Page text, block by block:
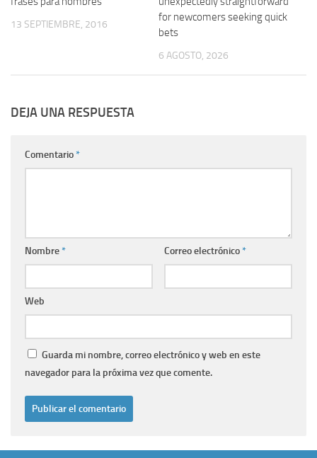
13 SEPTIEMBRE, 2016
for newcomers seeking quick
bets
6 AGOSTO, 2026
DEJA UNA RESPUESTA
Comentario*
Nombre* Correo electrónico*
Web
Guarda mi nombre, correo electrónico y web en este
navegador para la próxima vez que comente.